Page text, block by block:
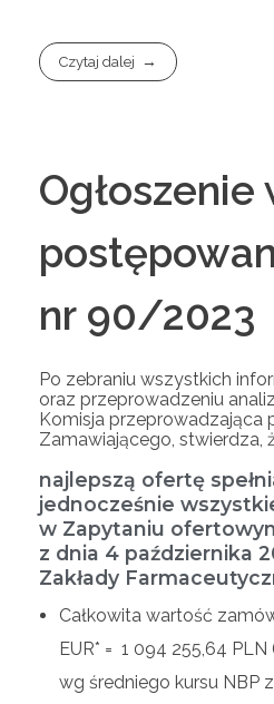
Czytaj dalej
nr 90/2023
Po zebraniu wszystkich
oraz przeprowadzeniu
Komisja przeprowadzająca
Zamawiającego, stwierdza,
najlepszą ofertę
jednocześnie
w Zapytaniu
z dnia 4 października
Zakłady
Całkowita wartość
EUR* = 1 094 255,64
wg średniego kursu NBP